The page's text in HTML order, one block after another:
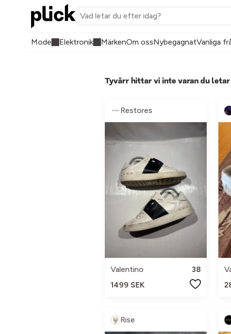
Mode Elektronik MärkenOm ossNybegagnatVanliga
Tyvärr hittar vi inte varan du
Restores
Valentino
38
1499 SEK
Rise